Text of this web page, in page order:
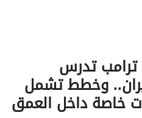
ترامب تدرس
وخطط تشمل
خاصة داخل العمق